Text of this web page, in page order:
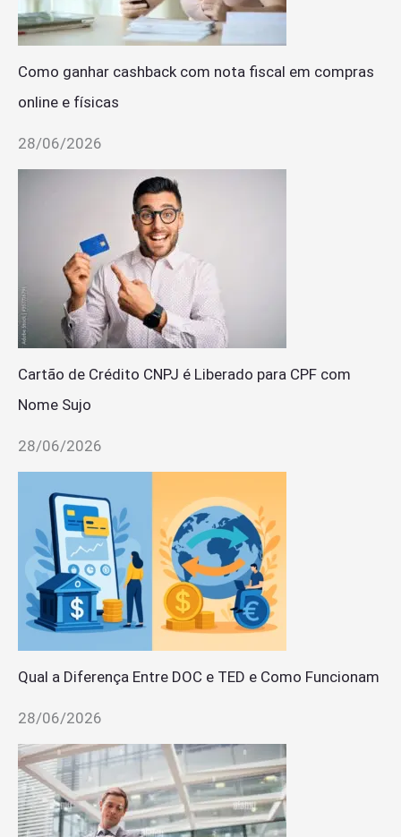
Como ganhar cashback com nota fiscal em compras
online e físicas
28/06/2026
Cartão de Crédito CNPJ é Liberado para CPF com
Nome Sujo
28/06/2026
Qual a Diferença Entre DOC e TED e Como Funcionam
28/06/2026